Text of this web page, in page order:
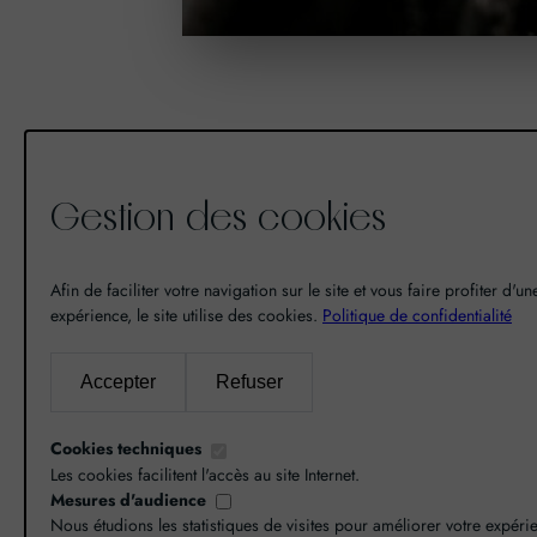
vin, il n’y a eu qu’un pas. Un pas
que nous avons franchi en faisant
une vocation. De là est né World
et la richesse de nos terroirs.
Gestion des cookies
Afin de faciliter votre navigation sur le site et vous faire profiter
expérience, le site utilise des cookies. Politique de confidentialité
Accepter Refuser
Cookies techniques
Les cookies facilitent l'accès au site Internet.
Mesures d'audience
Nous étudions les statistiques de visites pour améliorer votre